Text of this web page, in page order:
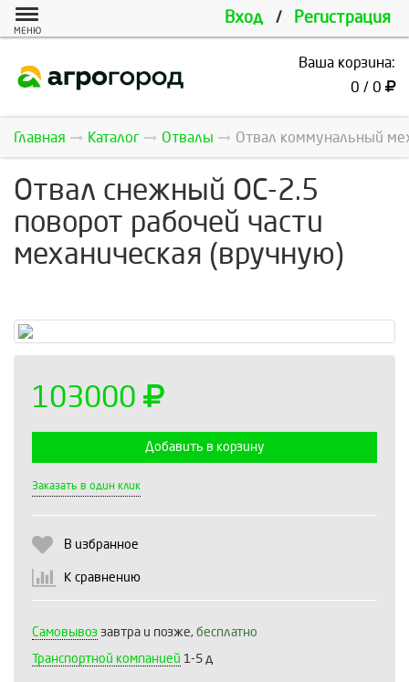
Вход / Регистрация
МЕНЮ
Ваша корзина:
0 / 0
Главная Каталог Отвалы Отвал коммунальный
Отвал снежный ОС-2.5
поворот рабочей части
механическая (вручную)
103000
Добавить в корзину
Заказать в один клик
В избранное
К сравнению
Самовывоз завтра и позже, бесплатно
Транспортной компанией 1-5 д